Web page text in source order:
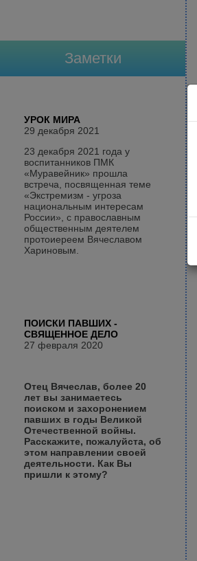
Заметки
УРОК МИРА
29 декабря 2021
23 декабря 2021 года у
воспитанников ПМК
«Муравейник» прошла
встреча, посвященная теме
«Экстремизм - угроза
национальным интересам
России», с православным
общественным деятелем
протоиереем Вячеславом
Хариновым.
ПОИСКИ ПАВШИХ -
СВЯЩЕННОЕ ДЕЛО
27 февраля 2020
Отец Вячеслав, более 20
лет вы занимаетесь
поиском и захоронением
павших в годы Великой
Отечественной войны.
Расскажите, пожалуйста, об
этом направлении своей
деятельности. Как Вы
пришли к этому?